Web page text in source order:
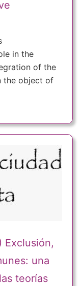
in the
of the
the object of
Exclusión,
una
teorías